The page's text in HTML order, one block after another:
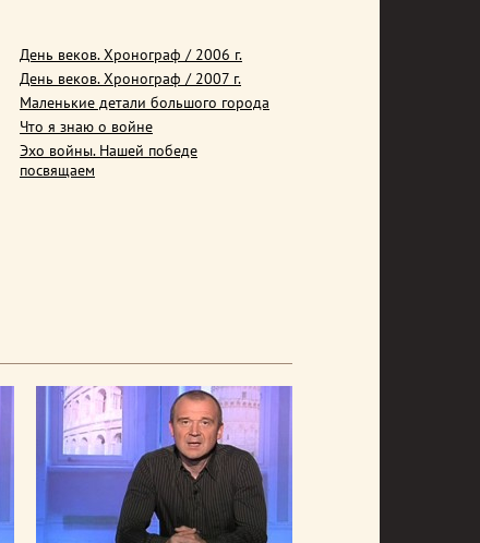
День веков. Хронограф / 2006 г.
День веков. Хронограф / 2007 г.
Маленькие детали большого города
Что я знаю о войне
Эхо войны. Нашей победе
посвящаем